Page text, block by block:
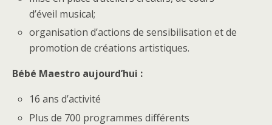
d’éveil musical;
organisation d’actions de sensibilisation et de
promotion de créations artistiques.
Bébé Maestro aujourd’hui :
16 ans d’activité
Plus de 700 programmes différents